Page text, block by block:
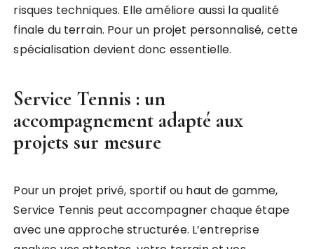
risques techniques. Elle améliore aussi la qualité
finale du terrain. Pour un projet personnalisé, cette
spécialisation devient donc essentielle.
Service Tennis : un
accompagnement adapté aux
projets sur mesure
Pour un projet privé, sportif ou haut de gamme,
Service Tennis peut accompagner chaque étape
avec une approche structurée. L’entreprise